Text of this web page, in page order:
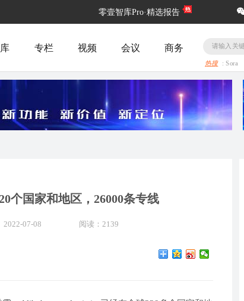
零壹智库Pro·精选报告
专栏 视频 会议 商务
热搜 :Sora
个国家和地区，26000条专线
2022-07-08 阅读：2139